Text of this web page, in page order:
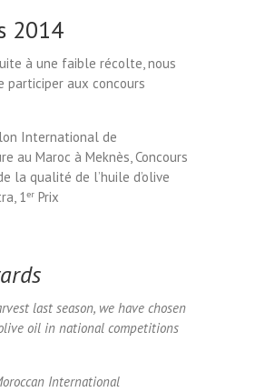
2014
à une faible récolte, nous
participer aux concours
International de
au Maroc à Meknès, Concours
la qualité de l’huile d’olive
1er Prix
last season, we have chosen
oil in national competitions
International